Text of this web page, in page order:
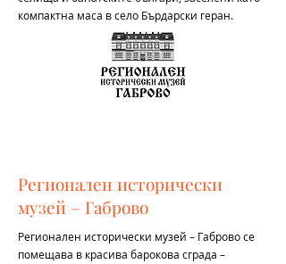
компактна маса в село Бърдарски геран.
Регионален исторически
музей – Габрово
Регионален исторически музей – Габрово се
помещава в красива барокова сграда –